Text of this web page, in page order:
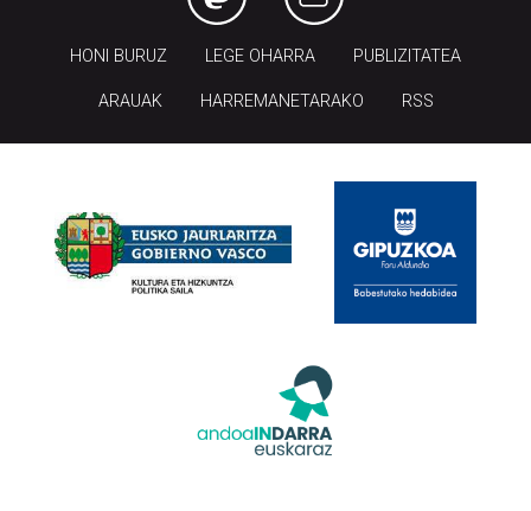
HONI BURUZ LEGE OHARRA PUBLIZITATEA
ARAUAK HARREMANETARAKO RSS